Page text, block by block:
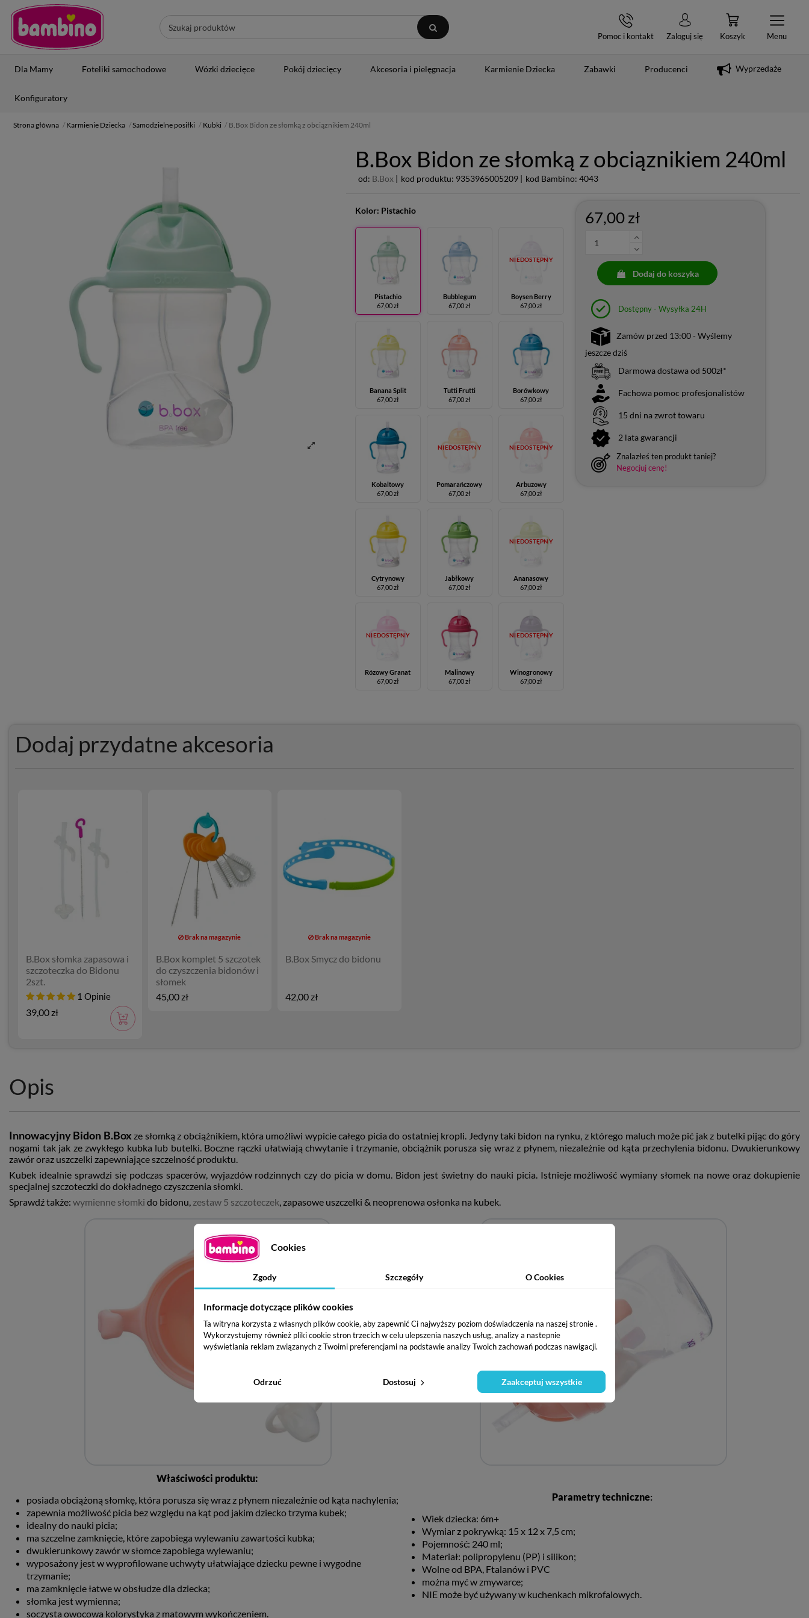
Pomoc i kontakt Zaloguj się Koszyk Menu
Dla Mamy Foteliki samochodowe Wózki dziecięce Pokój dziecięcy Akcesoria i pielęgnacja Karmienie Dziecka Zabawki Producenci Wyprzedaże
Konfiguratory
Strona główna Karmienie Dziecka Samodzielne posiłki Kubki B.Box Bidon ze słomką z obciąznikiem 240ml
B.Box Bidon ze słomką z obciąznikiem 240ml
od: B.Box | kod produktu: 9353965005209 | kod Bambino: 4043
Kolor: Pistachio
Pistachio
67,00 zł
Bubblegum
67,00 zł
NIEDOSTĘPNY
Boysen Berry
67,00 zł
Banana Split
67,00 zł
Tutti Frutti
67,00 zł
Borówkowy
67,00 zł
Kobaltowy
67,00 zł
NIEDOSTĘPNY
Pomarańczowy
67,00 zł
NIEDOSTĘPNY
Arbuzowy
67,00 zł
Cytrynowy
67,00 zł
Jabłkowy
67,00 zł
NIEDOSTĘPNY
Ananasowy
67,00 zł
NIEDOSTĘPNY
Rózowy Granat
67,00 zł
Malinowy
67,00 zł
NIEDOSTĘPNY
Winogronowy
67,00 zł
67,00 zł
Dodaj do koszyka
Dostępny - Wysyłka 24H
Zamów przed 13:00 - Wyślemy
jeszcze dziś
Darmowa dostawa od 500zł*
Fachowa pomoc profesjonalistów
15 dni na zwrot towaru
2 lata gwarancji
Znalazłeś ten produkt taniej?
Negocjuj cenę!
Dodaj przydatne akcesoria
B.Box słomka zapasowa i
szczoteczka do Bidonu
2szt.
1 Opinie
39,00 zł
Brak na magazynie
B.Box komplet 5 szczotek
do czyszczenia bidonów i
słomek
45,00 zł
Brak na magazynie
B.Box Smycz do bidonu
42,00 zł
Opis
Innowacyjny Bidon B.Box ze słomką z obciążnikiem, która umożliwi wypicie całego picia do ostatniej kropli. Jedyny taki bidon na rynku, z którego maluch może pić jak z butelki pijąc do góry
nogami tak jak ze zwykłego kubka lub butelki. Boczne rączki ułatwiają chwytanie i trzymanie, obciążnik porusza się wraz z płynem, niezależnie od kąta przechylenia bidonu. Dwukierunkowy
zawór oraz uszczelki zapewniające szczelność produktu.
Kubek idealnie sprawdzi się podczas spacerów, wyjazdów rodzinnych czy do picia w domu. Bidon jest świetny do nauki picia. Istnieje możliwość wymiany słomek na nowe oraz dokupienie
specjalnej szczoteczki do dokładnego czyszczenia słomki.
Sprawdź także: wymienne słomki do bidonu, zestaw 5 szczoteczek, zapasowe uszczelki & neoprenowa osłonka na kubek.
Właściwości produktu:
posiada obciążoną słomkę, która porusza się wraz z płynem niezależnie od kąta nachylenia;
zapewnia możliwość picia bez względu na kąt pod jakim dziecko trzyma kubek;
idealny do nauki picia;
ma szczelne zamknięcie, które zapobiega wylewaniu zawartości kubka;
dwukierunkowy zawór w słomce zapobiega wylewaniu;
wyposażony jest w wyprofilowane uchwyty ułatwiające dziecku pewne i wygodne
trzymanie;
ma zamknięcie łatwe w obsłudze dla dziecka;
słomka jest wymienna;
soczysta owocowa kolorystyka z matowym wykończeniem.
Parametry techniczne:
Wiek dziecka: 6m+
Wymiar z pokrywką: 15 x 12 x 7,5 cm;
Pojemność: 240 ml;
Materiał: polipropylenu (PP) i silikon;
Wolne od BPA, Ftalanów i PVC
można myć w zmywarce;
NIE może być używany w kuchenkach mikrofalowych.
Cookies
Zgody Szczegóły O Cookies
Informacje dotyczące plików cookies
Ta witryna korzysta z własnych plików cookie, aby zapewnić Ci najwyższy poziom doświadczenia na naszej stronie .
Wykorzystujemy również pliki cookie stron trzecich w celu ulepszenia naszych usług, analizy a nastepnie
wyświetlania reklam związanych z Twoimi preferencjami na podstawie analizy Twoich zachowań podczas nawigacji.
Odrzuć Dostosuj Zaakceptuj wszystkie